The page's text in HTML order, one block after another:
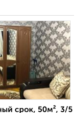
срок, 50м², 3/5